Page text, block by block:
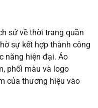
sử về thời trang quần
sự kết hợp thành công
năng hiện đại. Áo
phối màu và logo
của thương hiệu vào